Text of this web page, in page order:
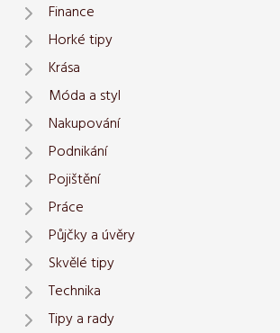
Finance
Horké tipy
Krása
Móda a styl
Nakupování
Podnikání
Pojištění
Práce
Půjčky a úvěry
Skvělé tipy
Technika
Tipy a rady